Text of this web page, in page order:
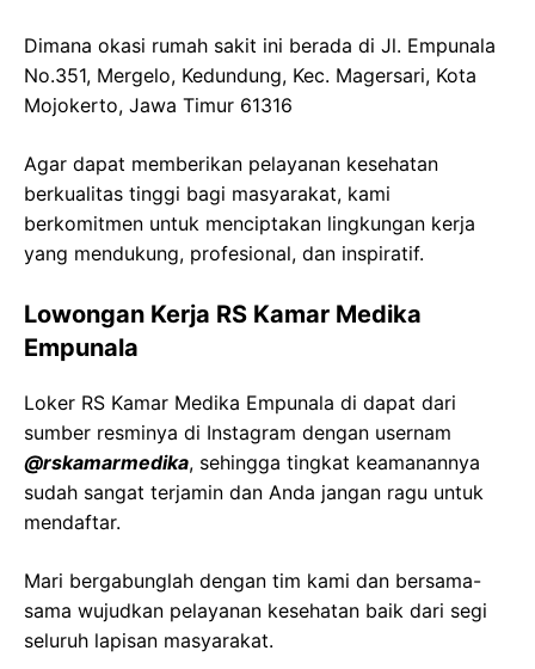
Dimana okasi rumah sakit ini berada di Jl. Empunala
No.351, Mergelo, Kedundung, Kec. Magersari, Kota
Mojokerto, Jawa Timur 61316
Agar dapat memberikan pelayanan kesehatan
berkualitas tinggi bagi masyarakat, kami
berkomitmen untuk menciptakan lingkungan kerja
yang mendukung, profesional, dan inspiratif.
Lowongan Kerja RS Kamar Medika
Empunala
Loker RS Kamar Medika Empunala di dapat dari
sumber resminya di Instagram dengan usernam
@rskamarmedika, sehingga tingkat keamanannya
sudah sangat terjamin dan Anda jangan ragu untuk
mendaftar.
Mari bergabunglah dengan tim kami dan bersama-
sama wujudkan pelayanan kesehatan baik dari segi
seluruh lapisan masyarakat.